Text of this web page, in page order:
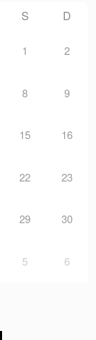
S D
1 2
8 9
15 16
22 23
29 30
5 6